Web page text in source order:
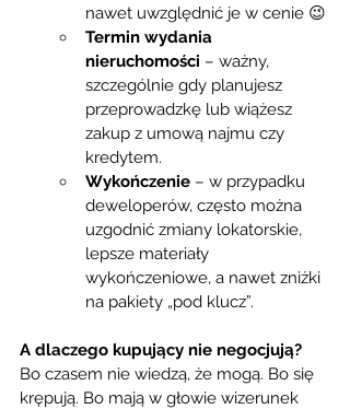
nawet uwzględnić je w cenie 😉
Termin wydania
nieruchomości – ważny,
szczególnie gdy planujesz
przeprowadzkę lub wiążesz
zakup z umową najmu czy
kredytem.
Wykończenie – w przypadku
deweloperów, często można
uzgodnić zmiany lokatorskie,
lepsze materiały
wykończeniowe, a nawet zniżki
na pakiety „pod klucz”.
A dlaczego kupujący nie negocjują?
Bo czasem nie wiedzą, że mogą. Bo się
krępują. Bo mają w głowie wizerunek